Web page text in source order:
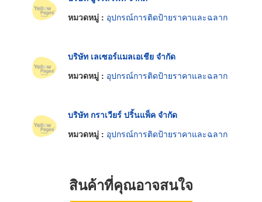
หมวดหมู่ : อุปกรณ์การติดป้ายราคาและฉลาก
บริษัท เลเซอร์แมลเอเชีย จำกัด
หมวดหมู่ : อุปกรณ์การติดป้ายราคาและฉลาก
บริษัท กราเวียร์ ปริ้นแพ็ค จำกัด
หมวดหมู่ : อุปกรณ์การติดป้ายราคาและฉลาก
สินค้าที่คุณอาจสนใจ